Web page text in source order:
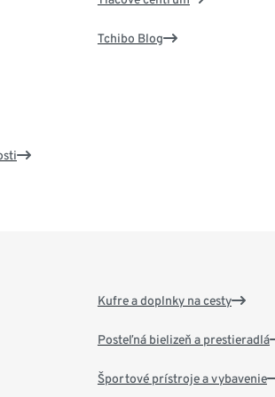
Tchibo Blog
Kufre a doplnky na cesty
Posteľná bielizeň a prestieradlá
Športové prístroje a vybavenie